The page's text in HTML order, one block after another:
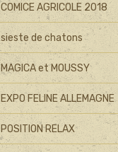
COMICE AGRICOLE 2018
sieste de chatons
MAGICA et MOUSSY
EXPO FELINE ALLEMAGNE
POSITION RELAX